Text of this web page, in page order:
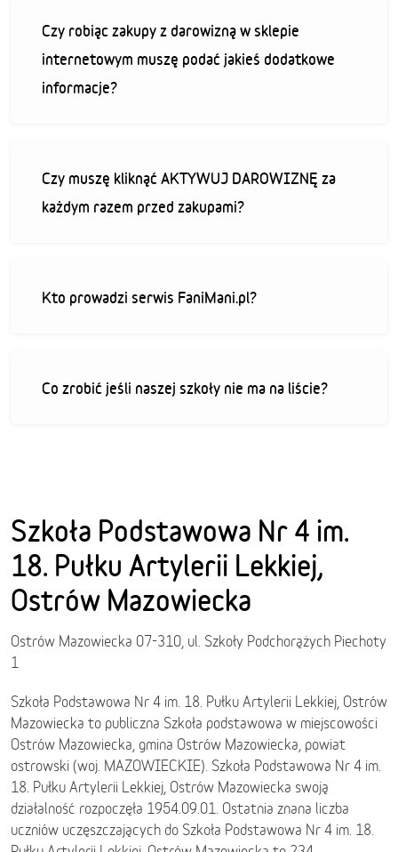
Czy robiąc zakupy z darowizną w sklepie
internetowym muszę podać jakieś dodatkowe
informacje?
Czy muszę kliknąć AKTYWUJ DAROWIZNĘ za
każdym razem przed zakupami?
Kto prowadzi serwis FaniMani.pl?
Co zrobić jeśli naszej szkoły nie ma na liście?
Szkoła Podstawowa Nr 4 im.
18. Pułku Artylerii Lekkiej,
Ostrów Mazowiecka
Ostrów Mazowiecka 07-310, ul. Szkoły Podchorążych Piechoty
1
Szkoła Podstawowa Nr 4 im. 18. Pułku Artylerii Lekkiej, Ostrów
Mazowiecka to publiczna Szkoła podstawowa w miejscowości
Ostrów Mazowiecka, gmina Ostrów Mazowiecka, powiat
ostrowski (woj. MAZOWIECKIE). Szkoła Podstawowa Nr 4 im.
18. Pułku Artylerii Lekkiej, Ostrów Mazowiecka swoją
działalność rozpoczęła 1954.09.01. Ostatnia znana liczba
uczniów uczęszczających do Szkoła Podstawowa Nr 4 im. 18.